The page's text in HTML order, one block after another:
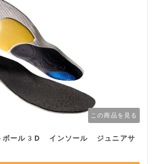
この商品を見る
ボール3D インソール ジュニアサ